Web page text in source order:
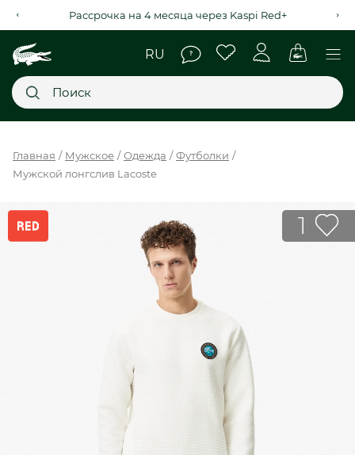
Рассрочка на 4 месяца через Kaspi Red+
НОВИНКИ
SALE
Главная Мужское Одежда
Футболки
Мужской лонгслив Lacoste
1